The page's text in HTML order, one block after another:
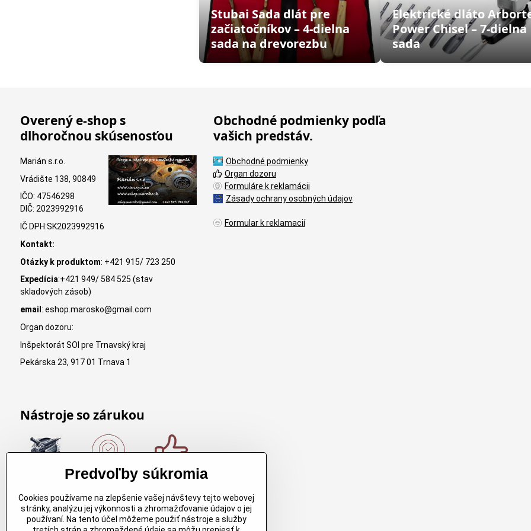
Stubai Sada dlát pre
začiatočníkov – 4-dielna
sada na drevorezbu
Elektrické dláto
Power Chisel – 7-dielna
sada
Overený e-shop s
dlhoročnou skúsenosťou
Marián s.r.o.
Vrádište 138, 90849
IČO: 47546298
DIČ: 2023992916
IČ DPH:SK2023992916
Kontakt:
Otázky k produktom: +421 915/ 723 250
Expedícia:+421 949/ 584 525 (stav
skladových zásob)
email : eshop.marosko@gmail.com
Organ dozoru:
Inšpektorát SOI pre Trnavský kraj
Pekárska 23, 917 01 Trnava 1
Obchodné podmienky podľa
vašich predstáv.
Obchodné podmienky
Organ dozoru
Formuláre k reklamácii
Zásady ochrany osobných údajov
Formular k reklamacií
Nástroje so zárukou
Nákup nad
Nákup nad
150€ a máte
dopravu
Originálne
Arbortech
Každy
produkt je
Kvalitné
náradie
Kvalitné
rezbárske
Predvoľby súkromia
Cookies používame na zlepšenie vašej návštevy tejto webovej
stránky, analýzu jej výkonnosti a zhromažďovanie údajov o jej
používaní. Na tento účel môžeme použiť nástroje a služby